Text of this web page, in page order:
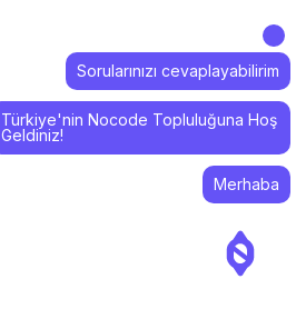
Merhaba
Türkiye'nin Nocode Topluluğuna Hoş
Geldiniz!
Sorularınızı cevaplayabilirim